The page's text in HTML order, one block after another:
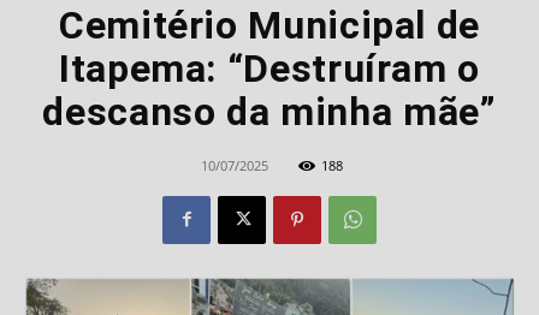
Cemitério Municipal de
Itapema: “Destruíram o
descanso da minha mãe”
10/07/2025 188